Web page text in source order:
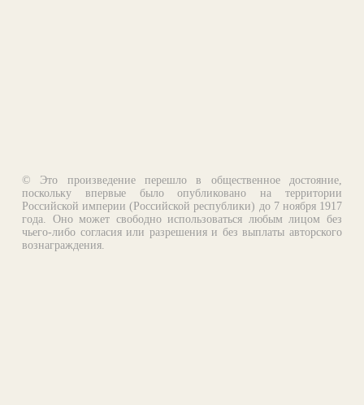
© Это произведение перешло в общественное достояние,
поскольку впервые было опубликовано на территории
Российской империи (Российской республики) до 7 ноября 1917
года. Оно может свободно использоваться любым лицом без
чьего-либо согласия или разрешения и без выплаты авторского
вознаграждения.